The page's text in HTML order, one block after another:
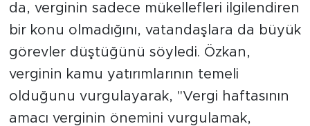
da, verginin sadece mükellefleri ilgilendiren
bir konu olmadığını, vatandaşlara da büyük
görevler düştüğünü söyledi. Özkan,
verginin kamu yatırımlarının temeli
olduğunu vurgulayarak, "Vergi haftasının
amacı verginin önemini vurgulamak,